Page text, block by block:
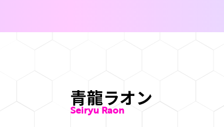
青龍ラオン
Seiryu Raon